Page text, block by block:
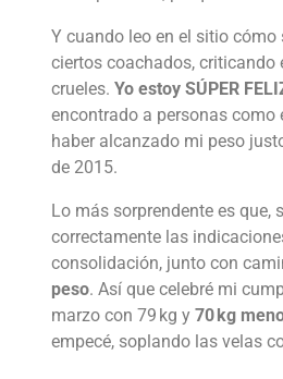
Y cuando leo en el sitio cómo
ciertos coachados, criticando
crueles.Yo estoy SÚPER
encontrado a personas como
haber alcanzado mi peso
de 2015.
Lo más sorprendente es que,
correctamente las
consolidación, junto con
peso. Así que celebré mi
marzo con 79 kg y70 kg
empecé, soplando las velas